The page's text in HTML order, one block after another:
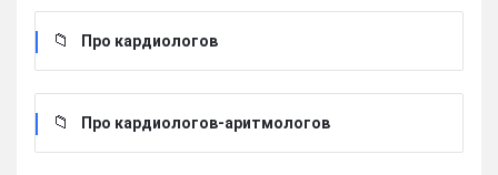
Про кардиологов
Про кардиологов-аритмологов